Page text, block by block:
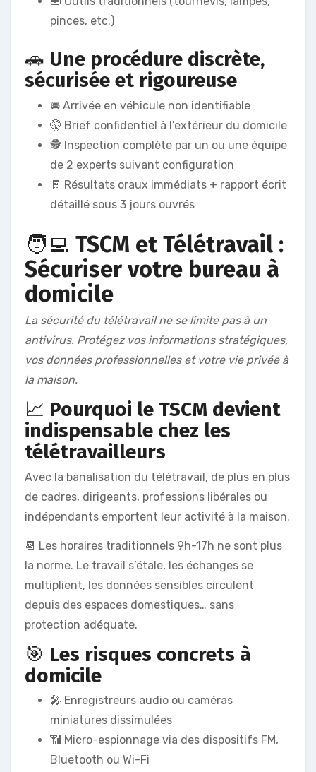
pinces, etc.)
🚗 Une procédure discrète,
sécurisée et rigoureuse
🚘 Arrivée en véhicule non identifiable
🤫 Brief confidentiel à l’extérieur du domicile
🕵️ Inspection complète par un ou une équipe
de 2 experts suivant configuration
🧾 Résultats oraux immédiats + rapport écrit
détaillé sous 3 jours ouvrés
🧑‍💻 TSCM et Télétravail :
Sécuriser votre bureau à
domicile
La sécurité du télétravail ne se limite pas à un
antivirus. Protégez vos informations stratégiques,
vos données professionnelles et votre vie privée à
la maison.
📈 Pourquoi le TSCM devient
indispensable chez les
télétravailleurs
Avec la banalisation du télétravail, de plus en plus
de cadres, dirigeants, professions libérales ou
indépendants emportent leur activité à la maison.
📆 Les horaires traditionnels 9h-17h ne sont plus
la norme. Le travail s’étale, les échanges se
multiplient, les données sensibles circulent
depuis des espaces domestiques… sans
protection adéquate.
🎯 Les risques concrets à
domicile
🎤 Enregistreurs audio ou caméras
miniatures dissimulées
📶 Micro-espionnage via des dispositifs FM,
Bluetooth ou Wi-Fi